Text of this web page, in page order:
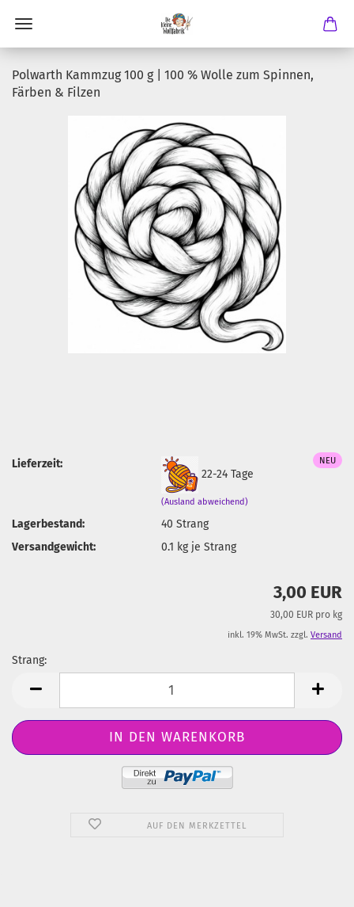
Polwarth Kammzug 100 g | 100 % Wolle zum Spinnen,
Färben & Filzen
NEU
Lieferzeit:
22-24 Tage
(Ausland abweichend)
Lagerbestand: 40Strang
Versandgewicht:
0.1 kg je Strang
3,00 EUR
30,00 EUR pro kg
inkl. 19% MwSt. zzgl. Versand
Strang:
AUF DEN MERKZETTEL